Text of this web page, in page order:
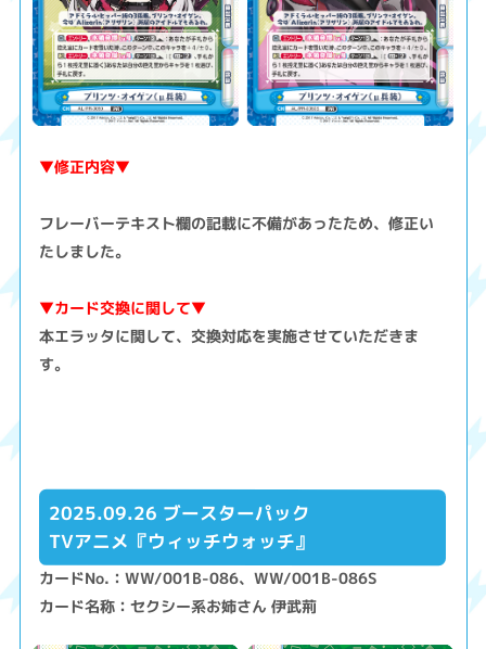
▼修正内容▼
フレーバーテキスト欄の記載に不備があったため、修正い
たしました。
▼カード交換に関して▼
本エラッタに関して、交換対応を実施させていただきま
す。
2025.09.26 ブースターパック
TVアニメ『ウィッチウォッチ』
カードNo.：WW/001B-086、WW/001B-086S
カード名称：セクシー系お姉さん 伊武荊